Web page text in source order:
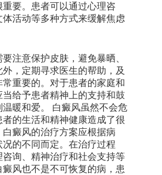
要。患者可以通过心理咨
活动等多种方式来缓解焦虑
注意保护皮肤，避免暴晒、
，定期寻求医生的帮助，及
重要的。对于患者的家庭和
当给予患者精神上的支持和鼓
暖和爱。 白癜风虽然不会危
者的生活和精神健康造成了很
癜风的治疗方案应根据病
的不同而定。在治疗过程
咨询、精神治疗和社会支持等
风也不是不可恢复的病，患